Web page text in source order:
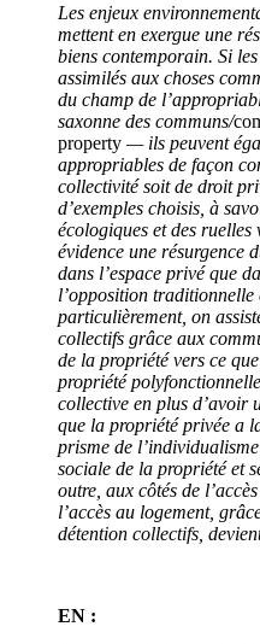
Les enjeux
mettent en exergue une
biens contemporain. Si
assimilés aux choses
du champ de
saxonne des communs/
property — ils peuvent
appropriables de façon
collectivité soit de droit
d’exemples choisis, à
écologiques et des
évidence une résurgence
dans l’espace privé que
l’opposition
particulièrement, on
collectifs grâce aux
de la propriété vers ce
propriété
collective en plus d’avoir
que la propriété privée a
prisme de
sociale de la propriété et
outre, aux côtés de
l’accès au logement,
détention collectifs,
EN :